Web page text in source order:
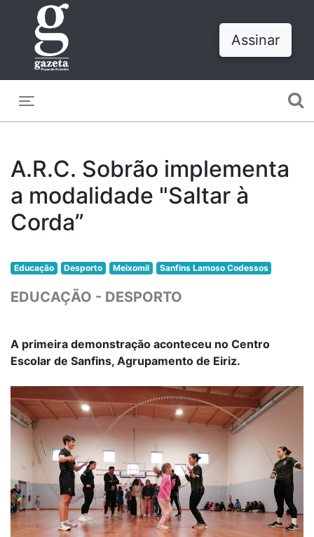
Assinar
A.R.C. Sobrão implementa
a modalidade "Saltar à
Corda”
Educação Desporto Meixomil Sanfins Lamoso Codessos
EDUCAÇÃO - DESPORTO
A primeira demonstração aconteceu no Centro
Escolar de Sanfins, Agrupamento de Eiriz.